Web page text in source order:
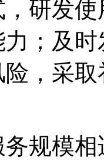
研发
；及
，采
务规模